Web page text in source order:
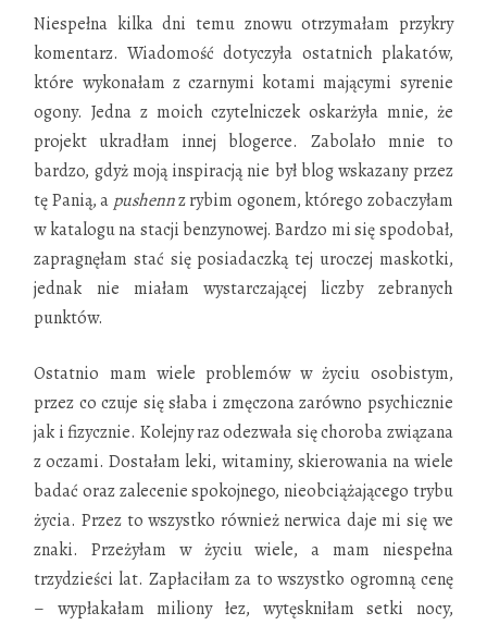
Niespełna kilka dni temu znowu otrzymałam przykry
komentarz. Wiadomość dotyczyła ostatnich plakatów,
które wykonałam z czarnymi kotami mającymi syrenie
ogony. Jedna z moich czytelniczek oskarżyła mnie, że
projekt ukradłam innej blogerce. Zabolało mnie to
bardzo, gdyż moją inspiracją nie był blog wskazany przez
tę Panią, a pushennz rybim ogonem, którego zobaczyłam
w katalogu na stacji benzynowej. Bardzo mi się spodobał,
zapragnęłam stać się posiadaczką tej uroczej maskotki,
jednak nie miałam wystarczającej liczby zebranych
punktów.
Ostatnio mam wiele problemów w życiu osobistym,
przez co czuje się słaba i zmęczona zarówno psychicznie
jak i fizycznie. Kolejny raz odezwała się choroba związana
z oczami. Dostałam leki, witaminy, skierowania na wiele
badać oraz zalecenie spokojnego, nieobciążającego trybu
życia. Przez to wszystko również nerwica daje mi się we
znaki. Przeżyłam w życiu wiele, a mam niespełna
trzydzieści lat. Zapłaciłam za to wszystko ogromną cenę
– wypłakałam miliony łez, wytęskniłam setki nocy,